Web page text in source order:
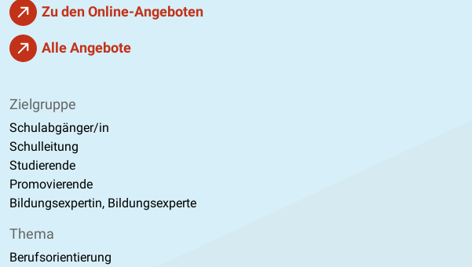
Zu den Online-Angeboten
Alle Angebote
Zielgruppe
Schulabgänger/in
Schulleitung
Studierende
Promovierende
Bildungsexpertin, Bildungsexperte
Thema
Berufsorientierung